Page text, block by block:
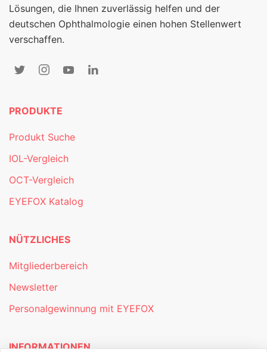
Lösungen, die Ihnen zuverlässig helfen und der
deutschen Ophthalmologie einen hohen Stellenwert
verschaffen.
PRODUKTE
Produkt Suche
IOL-Vergleich
OCT-Vergleich
EYEFOX Katalog
NÜTZLICHES
Mitgliederbereich
Newsletter
Personalgewinnung mit EYEFOX
INFORMATIONEN